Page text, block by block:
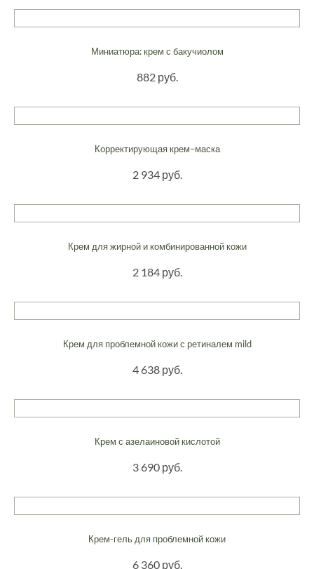
Миниатюра: крем с бакучиолом
882 руб.
Корректирующая крем–маска
2 934 руб.
Крем для жирной и комбинированной кожи
2 184 руб.
Крем для проблемной кожи с ретиналем mild
4 638 руб.
Крем с азелаиновой кислотой
3 690 руб.
Крем-гель для проблемной кожи
6 360 руб.